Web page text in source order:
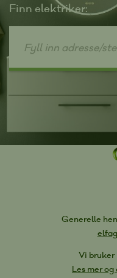
Finn elektriker:
Generelle
Vi bruker
Les mer